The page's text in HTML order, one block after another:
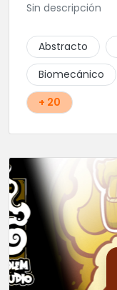
Sin descripción
Abstracto
Biomecánico
+ 20